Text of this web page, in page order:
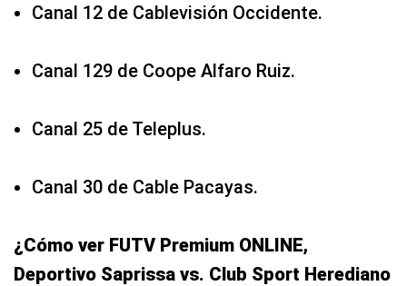
Canal 12 de Cablevisión Occidente.
Canal 129 de Coope Alfaro Ruiz.
Canal 25 de Teleplus.
Canal 30 de Cable Pacayas.
¿Cómo ver FUTV Premium ONLINE,
Deportivo Saprissa vs. Club Sport Herediano